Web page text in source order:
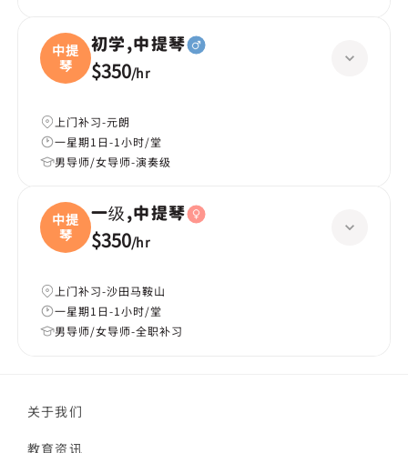
中提
琴
初学,中提琴
$350/hr
上门补习-元朗
一星期1日-1小时/堂
男导师/女导师-演奏级
中提
琴
一级,中提琴
$350/hr
上门补习-沙田马鞍山
一星期1日-1小时/堂
男导师/女导师-全职补习
关于我们
教育资讯